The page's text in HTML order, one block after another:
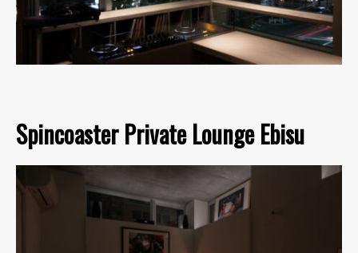
Spincoaster Private Lounge Ebisu